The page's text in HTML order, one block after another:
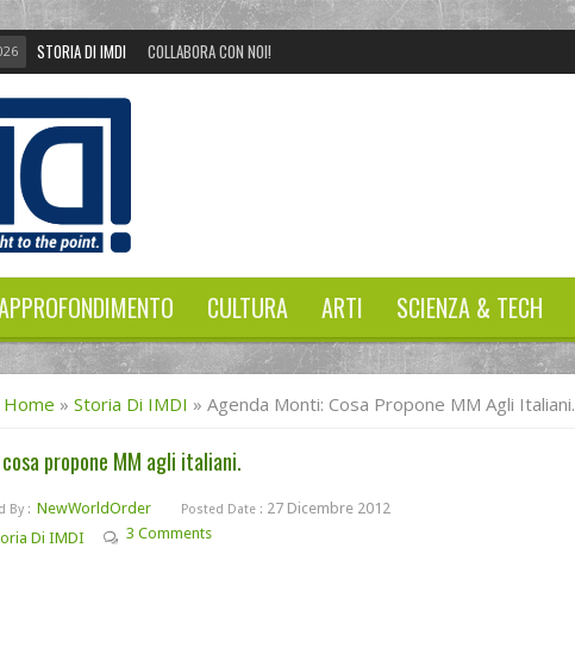
STORIA DI IMDI COLLABORA CON NOI!
CULTURA ARTI SCIENZA & TECH
Home » Storia Di IMDI » Agenda Monti: Cosa Propone MM Agli Italiani.
propone MM agli italiani.
By : NewWorldOrder Posted Date : 27 Dicembre 2012
Di IMDI 3 Comments